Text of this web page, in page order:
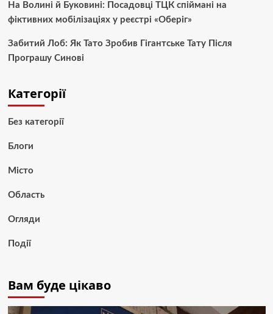
На Волині й Буковині: Посадовці ТЦК спіймані на
фіктивних мобілізаціях у реєстрі «Оберіг»
Забитий Лоб: Як Тато Зробив Гігантське Тату Після
Програшу Синові
Категорії
Без категорії
Блоги
Місто
Область
Огляди
Події
Вам буде цікаво